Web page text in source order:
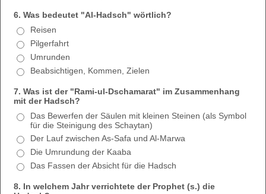
6. Was bedeutet "Al-Hadsch" wörtlich?
Reisen
Pilgerfahrt
Umrunden
Beabsichtigen, Kommen, Zielen
7. Was ist der "Rami-ul-Dschamarat" im Zusammenhang
mit der Hadsch?
Das Bewerfen der Säulen mit kleinen Steinen (als Symbol
für die Steinigung des Schaytan)
Der Lauf zwischen As-Safa und Al-Marwa
Die Umrundung der Kaaba
Das Fassen der Absicht für die Hadsch
8. In welchem Jahr verrichtete der Prophet (s.) die